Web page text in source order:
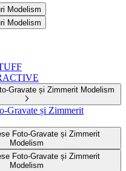
Modelism
Modelism
Gravate și Zimmerit Modelism
Gravate și Zimmerit
Modelism
Modelism